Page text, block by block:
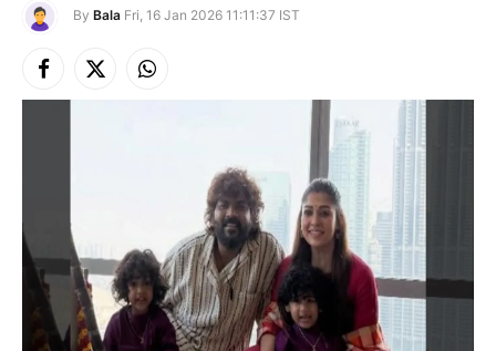
By Bala Fri, 16 Jan 2026 11:11:37 IST
Facebook
X
Instagram